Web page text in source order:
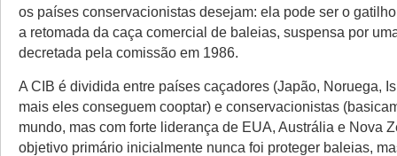
os países conservacionistas desejam: ela pode ser o
a retomada da caça comercial de baleias, suspensa por
decretada pela comissão em 1986.
A CIB é dividida entre países caçadores (Japão, Noruega,
mais eles conseguem cooptar) e conservacionistas
mundo, mas com forte liderança de EUA, Austrália e Nova
objetivo primário inicialmente nunca foi proteger baleias,